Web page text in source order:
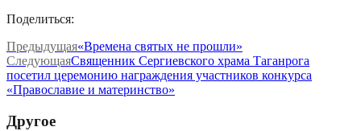
Поделиться:
Предыдущая«Времена святых не прошли»
СледующаяСвященник Сергиевского храма Таганрога
посетил церемонию награждения участников конкурса
«Православие и материнство»
Другое